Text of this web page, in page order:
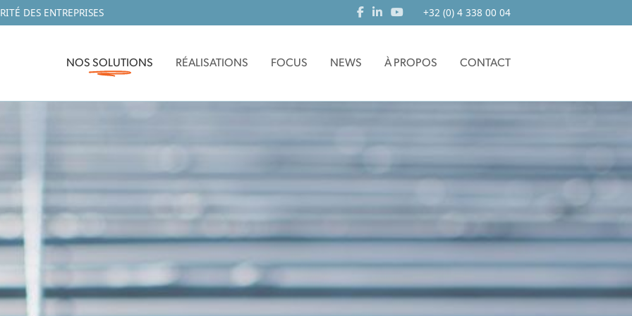
DES ENTREPRISES +32 (0) 4 338 00 04
NOS SOLUTIONS RÉALISATIONS FOCUS NEWS À PROPOS CONTACT